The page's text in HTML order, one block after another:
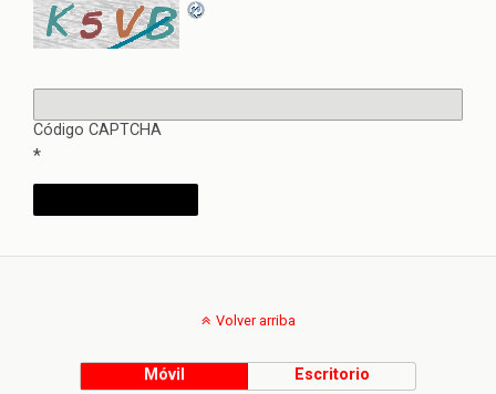
Código CAPTCHA
*
Volver arriba
Móvil Escritorio